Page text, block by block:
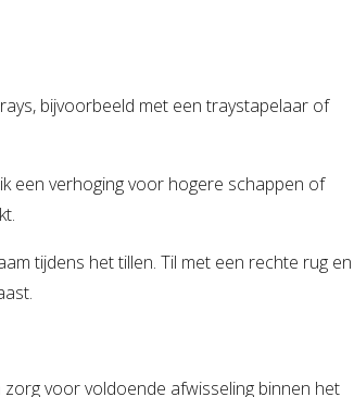
bijvoorbeeld met een traystapelaar of
een verhoging voor hogere schappen of
tijdens het tillen. Til met een rechte rug en
voor voldoende afwisseling binnen het